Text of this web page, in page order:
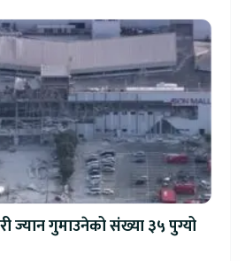
ज्यान गुमाउनेको संख्या ३५ पुग्यो